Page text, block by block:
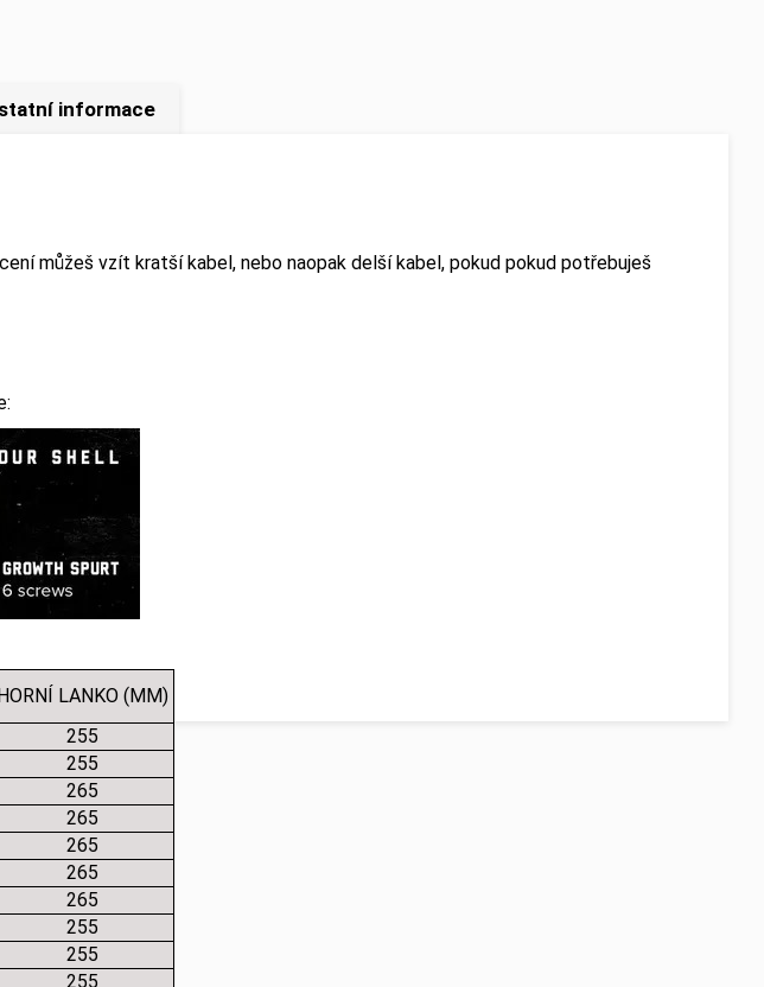
informace
můžeš vzít kratší kabel, nebo naopak delší kabel, pokud pokud potřebuješ
LANKO (MM)
255
255
265
265
265
265
265
255
255
255